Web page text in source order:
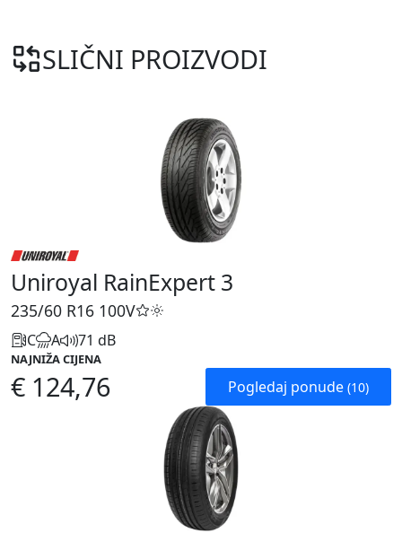
SLIČNI PROIZVODI
Uniroyal RainExpert 3
235/60 R16 100V
C A 71 dB
NAJNIŽA CIJENA
€ 124,76 Pogledaj ponude (10)